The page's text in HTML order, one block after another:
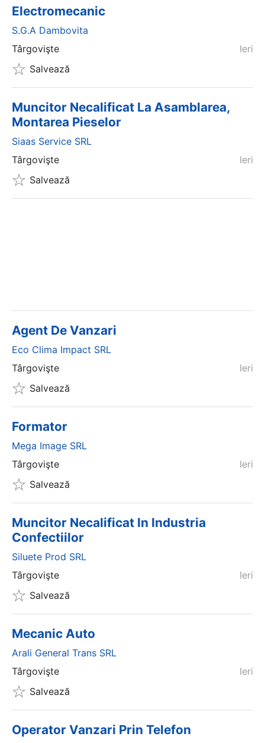
Electromecanic
S.g.a Dambovita
Ieri
Târgovişte
Salvează
Muncitor Necalificat La Asamblarea,
Montarea Pieselor
Siaas Service SRL
Ieri
Târgovişte
Salvează
Agent De Vanzari
Eco Clima Impact SRL
Ieri
Târgovişte
Salvează
Formator
Mega Image SRL
Ieri
Târgovişte
Salvează
Muncitor Necalificat In Industria
Confectiilor
Siluete Prod SRL
Ieri
Târgovişte
Salvează
Mecanic Auto
Arali General Trans SRL
Ieri
Târgovişte
Salvează
Operator Vanzari Prin Telefon